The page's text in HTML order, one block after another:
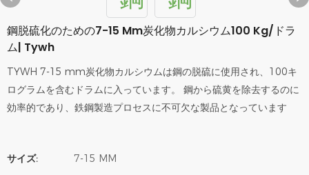
鋼脱硫化のための7-15 Mm炭化物カルシウム100 Kg/ドラ
ム| Tywh
TYWH 7-15 mm炭化物カルシウムは鋼の脱硫に使用され、100キ
ログラムを含むドラムに入っています。 鋼から硫黄を除去するのに
効率的であり、鉄鋼製造プロセスに不可欠な製品となっています
サイズ:
7-15 MM